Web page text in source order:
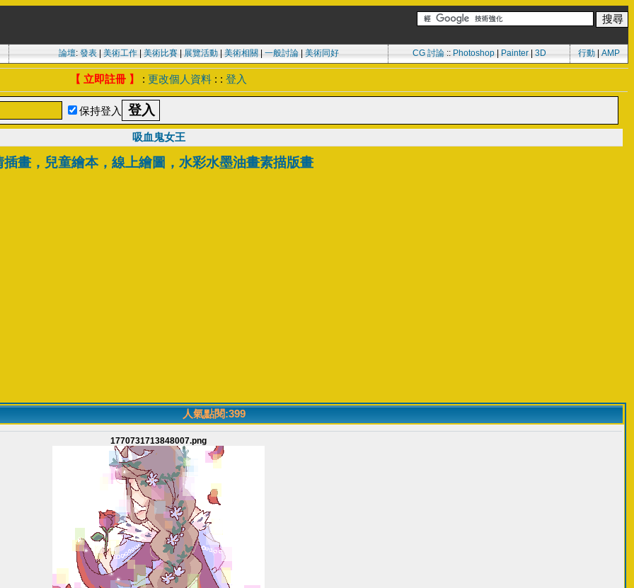
論壇: 發表| 美術工作| 美術比賽| 展覽活動| 美術相關 一般討論| 美術同好 CG 討論:: Photoshop| Painter| 3D 行動 AMP
【 立即註冊 】 : 更改個人資料 : : 登入
保持登入
吸血鬼女王
畫，兒童繪本，線上繪圖，水彩水墨油畫素描版畫
人氣點閱:399
1770731713848007.png